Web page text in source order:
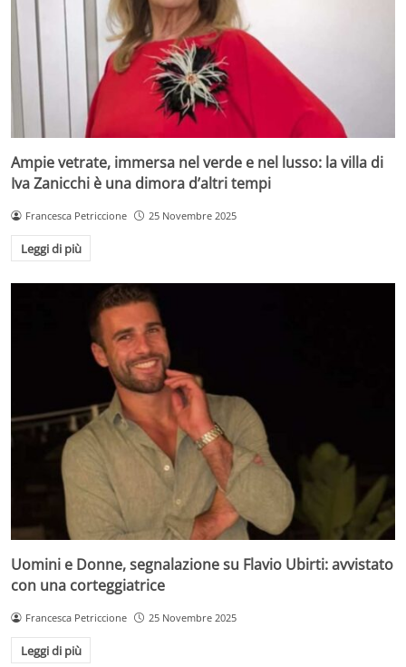
Ampie vetrate, immersa nel verde e nel lusso: la villa di
Iva Zanicchi è una dimora d’altri tempi
Francesca Petriccione 25 Novembre 2025
Leggi di più
Uomini e Donne, segnalazione su Flavio Ubirti: avvistato
con una corteggiatrice
Francesca Petriccione 25 Novembre 2025
Leggi di più